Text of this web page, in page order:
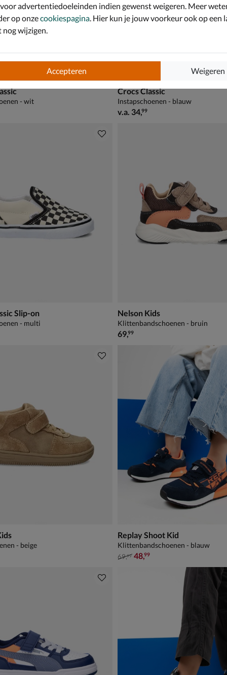
- wit
Crocs Classic
Instapschoenen - blauw
vanaf € 34,99
v.a. 34,99
Slip-on
- multi
Nelson Kids
Klittenbandschoenen - bruin
€ 69,99
69,99
- beige
Replay Shoot Kid
Klittenbandschoenen - blauw
van € 69,99 voor € 48,99
69,99 48,99
advertentiedoeleinden indien gewenst weigeren. Meer
op onzecookiespagina . Hier kun je jouw voorkeur ook op een
wijzigen.
Accepteren Weigeren